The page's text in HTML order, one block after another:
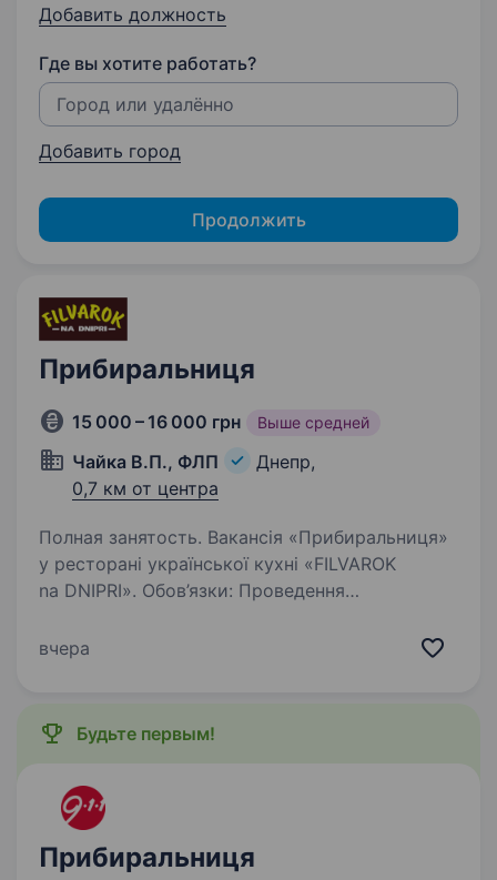
Добавить должность
Где вы хотите работать?
Добавить город
Продолжить
Прибиральниця
15 000 – 16 000 грн Выше средней
Чайка В.П., ФЛП
Днепр,
0,7 км от центра
Полная занятость. Вакансія «Прибиральниця»
у ресторані української кухні «FILVAROK
na DNIPRI». Обов’язки: Проведення
ресторану; Дотримання санітарних норм і
вчера
Будьте первым!
Прибиральниця